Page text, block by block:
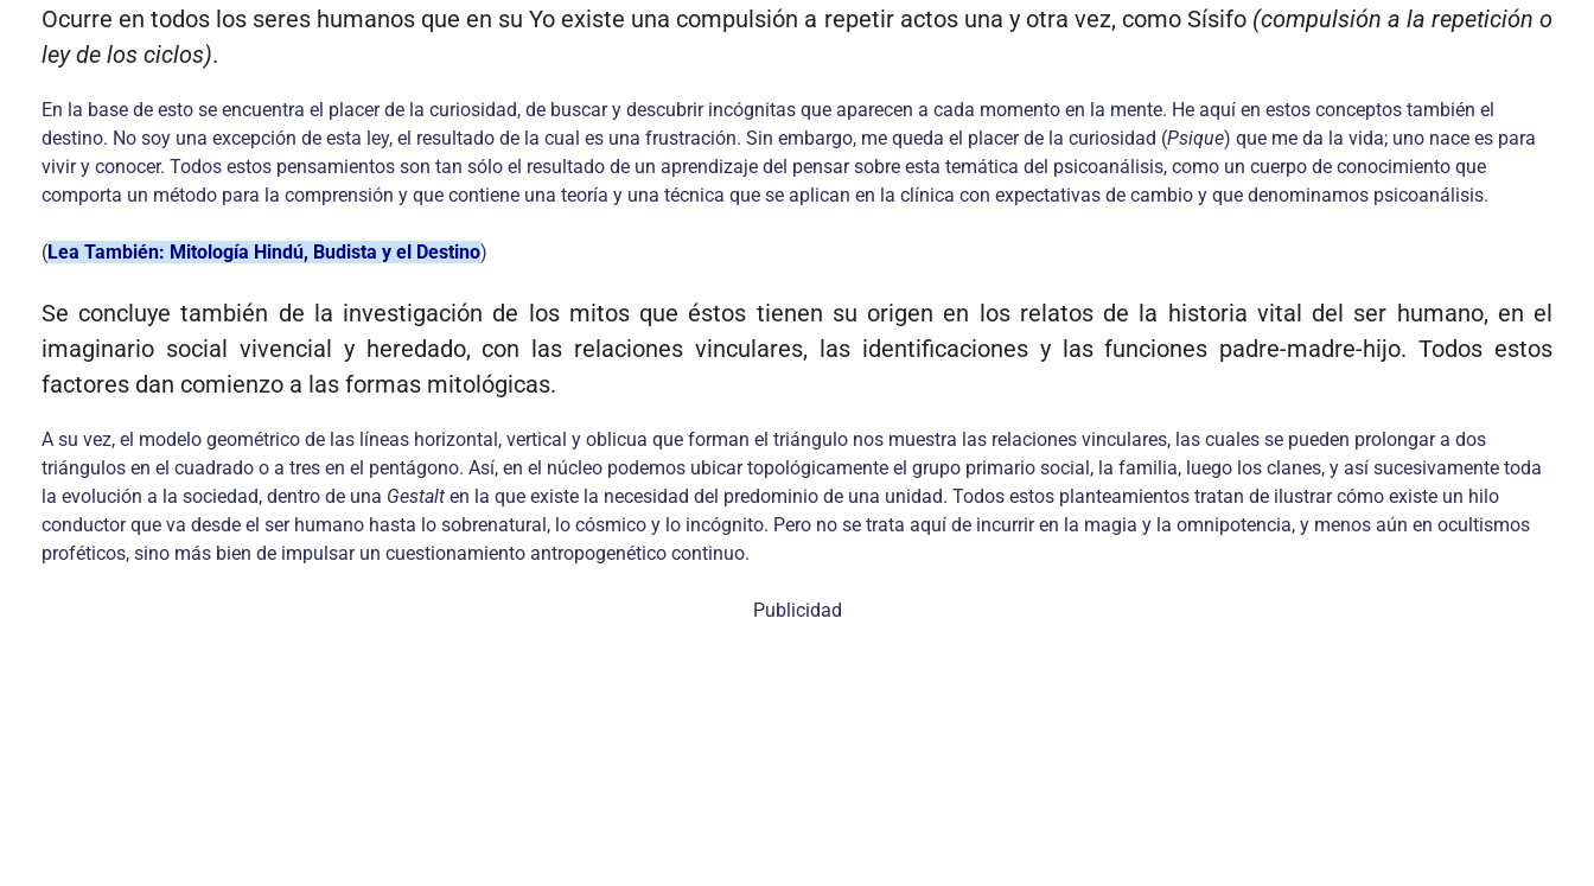
Ocurre en todos los seres humanos que en su Yo existe una compulsión a repetir actos una y otra vez, como Sísifo (compulsión a la repetición o
ley de los ciclos).
En la base de esto se encuentra el placer de la curiosidad, de buscar y descubrir incógnitas que aparecen a cada momento en la mente. He aquí en estos conceptos también el
destino. No soy una excepción de esta ley, el resultado de la cual es una frustración. Sin embargo, me queda el placer de la curiosidad (Psique) que me da la vida; uno nace es para
vivir y conocer. Todos estos pensamientos son tan sólo el resultado de un aprendizaje del pensar sobre esta temática del psicoanálisis, como un cuerpo de conocimiento que
comporta un método para la comprensión y que contiene una teoría y una técnica que se aplican en la clínica con expectativas de cambio y que denominamos psicoanálisis.
(Lea También: Mitología Hindú, Budista y el Destino)
Se concluye también de la investigación de los mitos que éstos tienen su origen en los relatos de la historia vital del ser humano, en el
imaginario social vivencial y heredado, con las relaciones vinculares, las identificaciones y las funciones padre-madre-hijo. Todos estos
factores dan comienzo a las formas mitológicas.
A su vez, el modelo geométrico de las líneas horizontal, vertical y oblicua que forman el triángulo nos muestra las relaciones vinculares, las cuales se pueden prolongar a dos
triángulos en el cuadrado o a tres en el pentágono. Así, en el núcleo podemos ubicar topológicamente el grupo primario social, la familia, luego los clanes, y así sucesivamente toda
la evolución a la sociedad, dentro de una Gestalt en la que existe la necesidad del predominio de una unidad. Todos estos planteamientos tratan de ilustrar cómo existe un hilo
conductor que va desde el ser humano hasta lo sobrenatural, lo cósmico y lo incógnito. Pero no se trata aquí de incurrir en la magia y la omnipotencia, y menos aún en ocultismos
proféticos, sino más bien de impulsar un cuestionamiento antropogenético continuo.
Publicidad